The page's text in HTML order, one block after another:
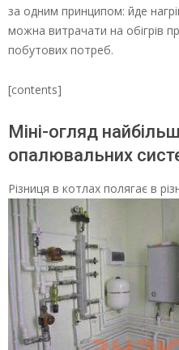
за одним принципом: йде
можна витрачати на обігрів
побутових потреб.
[contents]
Міні-огляд
опалювальних
Різниця в котлах полягає в